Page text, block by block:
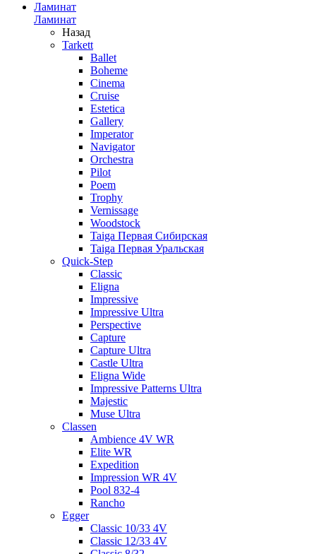
Ламинат
Ламинат
Назад
Tarkett
Ballet
Boheme
Cinema
Cruise
Estetica
Gallery
Imperator
Navigator
Orchestra
Pilot
Poem
Trophy
Vernissage
Woodstock
Taiga Первая Сибирская
Taiga Первая Уральская
Quick-Step
Classic
Eligna
Impressive
Impressive Ultra
Perspective
Capture
Capture Ultra
Castle Ultra
Eligna Wide
Impressive Patterns Ultra
Majestic
Muse Ultra
Classen
Ambience 4V WR
Elite WR
Expedition
Impression WR 4V
Pool 832-4
Rancho
Egger
Classic 10/33 4V
Classic 12/33 4V